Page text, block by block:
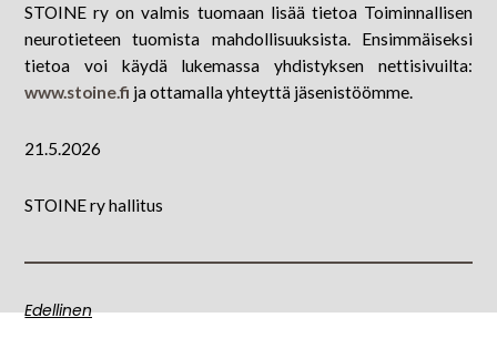
STOINE ry on valmis tuomaan lisää tietoa Toiminnallisen
neurotieteen tuomista mahdollisuuksista. Ensimmäiseksi
tietoa voi käydä lukemassa yhdistyksen nettisivuilta:
www.stoine.fi ja ottamalla yhteyttä jäsenistöömme.
21.5.2026
STOINE ry hallitus
Edellinen